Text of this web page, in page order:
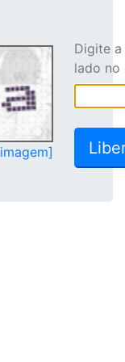
Digite
lado no